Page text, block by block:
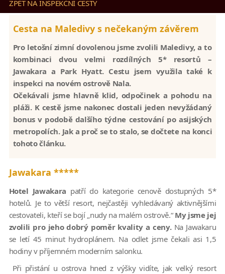
ZPĚT NA INSPEKČNÍ CESTY
Cesta na Maledivy s nečekaným závěrem
Pro letošní zimní dovolenou jsme zvolili Maledivy, a to
kombinaci dvou velmi rozdílných 5* resortů –
Jawakara a Park Hyatt. Cestu jsem využila také k
inspekci na novém ostrově Nala.
Očekávali jsme hlavně klid, odpočinek a pohodu na
pláži. K cestě jsme nakonec dostali jeden nevyžádaný
bonus v podobě dalšího týdne cestování po asijských
metropolích. Jak a proč se to stalo, se dočtete na konci
tohoto článku.
Jawakara *****
Hotel Jawakara patří do kategorie cenově dostupných 5*
hotelů. Je to větší resort, nejčastěji vyhledávaný aktivnějšími
cestovateli, kteří se bojí „nudy na malém ostrově.“ My jsme jej
zvolili pro jeho dobrý poměr kvality a ceny.Na Jawakaru
se letí 45 minut hydroplánem. Na odlet jsme čekali asi 1,5
hodiny v příjemném moderním salonku.
Při přistání u ostrova hned z výšky vidíte, jak velký resort